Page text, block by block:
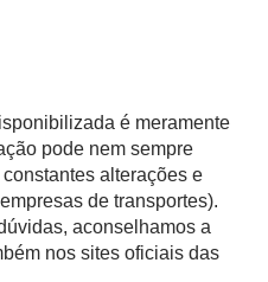
é meramente
pode nem sempre
alterações e
de transportes).
aconselhamos a
nos sites oficiais das